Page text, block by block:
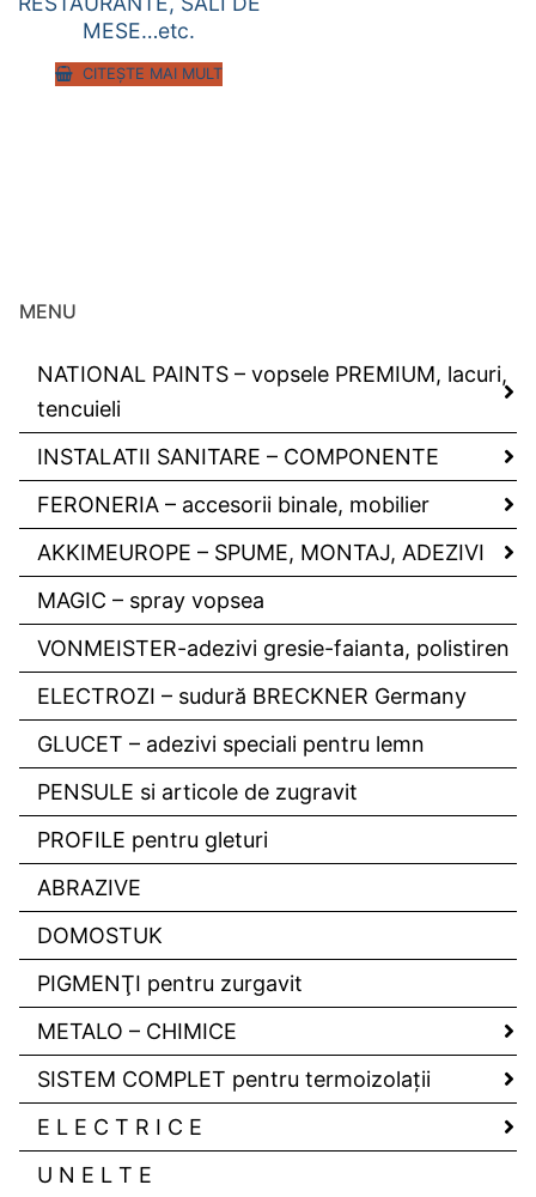
MESE…etc.
CITEȘTE MAI MULT
MENU
NATIONAL PAINTS – vopsele PREMIUM, lacuri,
tencuieli
INSTALATII SANITARE – COMPONENTE
FERONERIA – accesorii binale, mobilier
AKKIMEUROPE – SPUME, MONTAJ, ADEZIVI
MAGIC – spray vopsea
VONMEISTER-adezivi gresie-faianta, polistiren
ELECTROZI – sudură BRECKNER Germany
GLUCET – adezivi speciali pentru lemn
PENSULE si articole de zugravit
PROFILE pentru gleturi
ABRAZIVE
DOMOSTUK
PIGMENŢI pentru zurgavit
METALO – CHIMICE
SISTEM COMPLET pentru termoizolaţii
E L E C T R I C E
U N E L T E